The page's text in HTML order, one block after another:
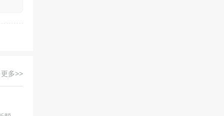
更多>>